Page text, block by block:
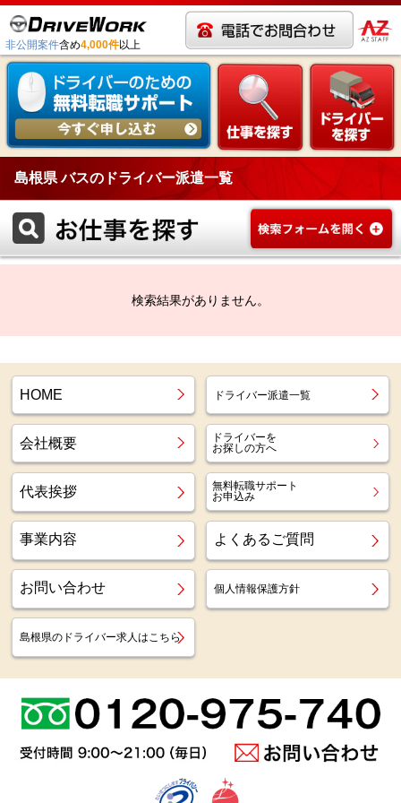
非公開案件含め4,000件以上
島根県 バスのドライバー派遣一覧
検索結果がありません。
HOME ドライバー派遣一覧
会社概要
ドライバーを
お探しの方へ
代表挨拶
無料転職サポート
お申込み
事業内容 よくあるご質問
お問い合わせ 個人情報保護方針
島根県のドライバー求人はこちら